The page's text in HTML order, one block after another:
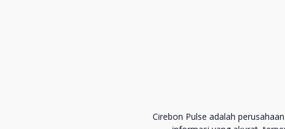
Cirebon Pulse adalah